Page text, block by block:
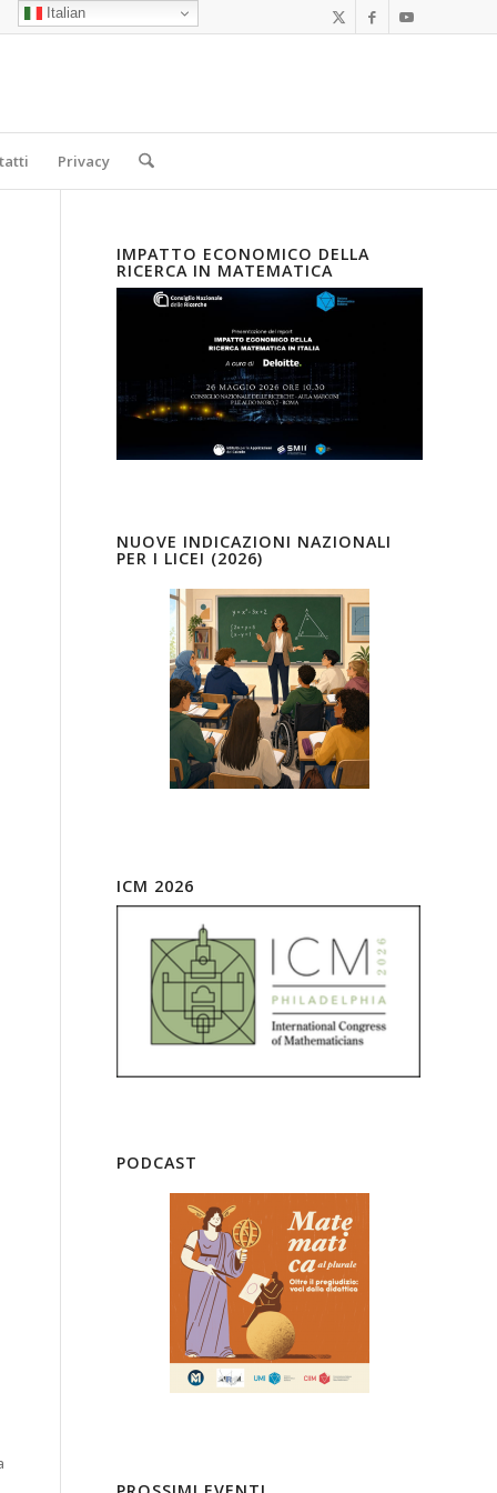
Privacy
IMPATTO ECONOMICO DELLA
RICERCA IN MATEMATICA
NUOVE INDICAZIONI NAZIONALI
PER I LICEI (2026)
ICM 2026
PODCAST
Italian